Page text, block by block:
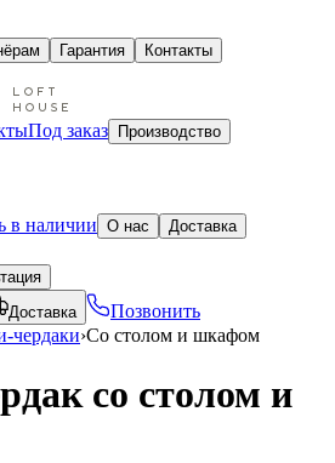
Гарантия Контакты
Под заказ
Производство
в наличии О нас
Доставка
Доставка
Позвонить
чердаки›Со столом и шкафом
со столом и